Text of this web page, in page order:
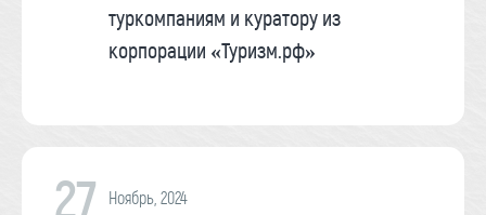
туркомпаниям и куратору из
корпорации «Туризм.рф»
27 Ноябрь, 2024